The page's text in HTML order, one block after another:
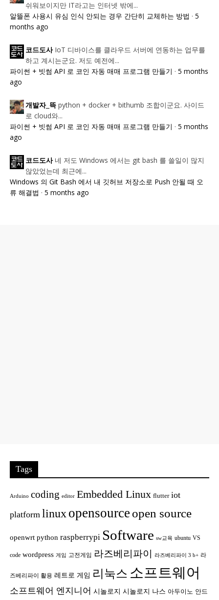
쉬워보이지만 IT라고는 인터넷 밖에...
알뜰폰 사용시 유심 인식 안되는 경우 간단히 교체하는 방법 · 5
months ago
코드도사 IoT 디바이스를 클라우드 서버에 연동하는 업무를
하고 계시는군요. 저도 예전에...
파이썬 + 빗썸 API 로 코인 자동 매매 프로그램 만들기 · 5 months
ago
개발자_뜩 python + docker + bithumb 조합이군요. 사이드
로 cloud와...
파이썬 + 빗썸 API 로 코인 자동 매매 프로그램 만들기 · 5 months
ago
코드도사 네 저도 Windows 에서는 git bash 를 쓸일이 많지
않았었는데 최근에...
Windows 의 Git Bash 에서 내 깃허브 저장소로 Push 안될 때 오
류 해결법 · 5 months ago
Tags
Arduino coding editor Embedded Linux flutter iot
platform linux opensource open source
openwrt python raspberrypi Software sw교육 ubuntu VS
code wordpress 게임 고전게임 라즈베리파이 라즈베리파이 3 b+ 라
즈베리파이 활용 레트로 게임 리눅스 소프트웨어
소프트웨어 엔지니어 시놀로지 시놀로지 나스 아두이노 안드